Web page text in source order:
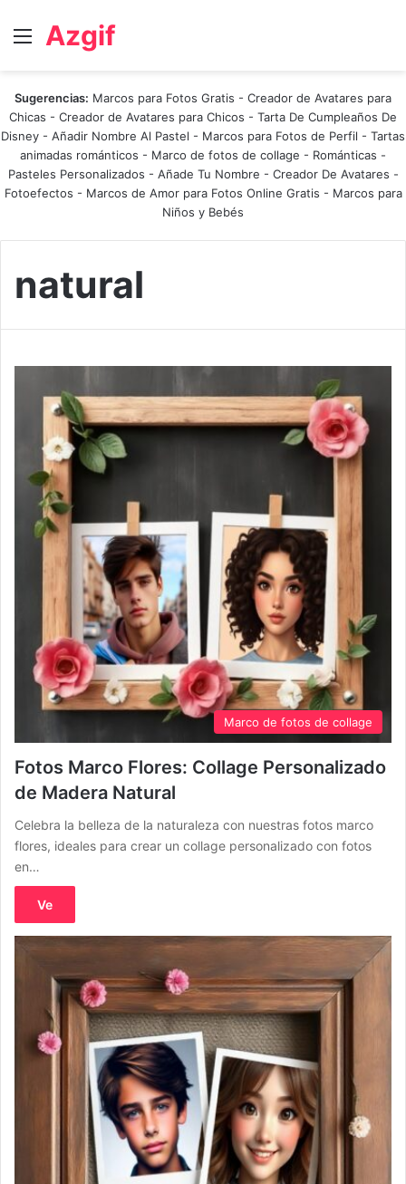
Menú
Azgif
Sugerencias: Marcos para Fotos Gratis - Creador de Avatares para
Chicas - Creador de Avatares para Chicos - Tarta De Cumpleaños De
Disney - Añadir Nombre Al Pastel - Marcos para Fotos de Perfil - Tartas
animadas románticos - Marco de fotos de collage - Románticas -
Pasteles Personalizados - Añade Tu Nombre - Creador De Avatares -
Fotoefectos - Marcos de Amor para Fotos Online Gratis - Marcos para
Niños y Bebés
natural
Marco de fotos de collage
Fotos Marco Flores: Collage Personalizado
de Madera Natural
Celebra la belleza de la naturaleza con nuestras fotos marco
flores, ideales para crear un collage personalizado con fotos
en…
Ve